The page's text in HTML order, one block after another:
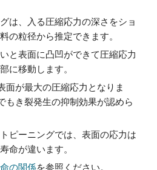
は、入る圧縮応力の深さをショ
の粒径から推定できます。
と表面に凸凹ができて圧縮応力
に移動します。
面が最大の圧縮応力となりま
も き裂発生の抑制効果が認めら
ピーニングでは、表面の応力は
命が違います。
の関係を参照ください。